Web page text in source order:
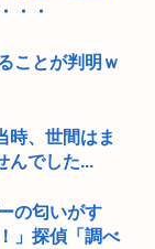
・・
ことが判明ｗ
時、世間はま
んでした...
の匂いがす
」探偵「調べ